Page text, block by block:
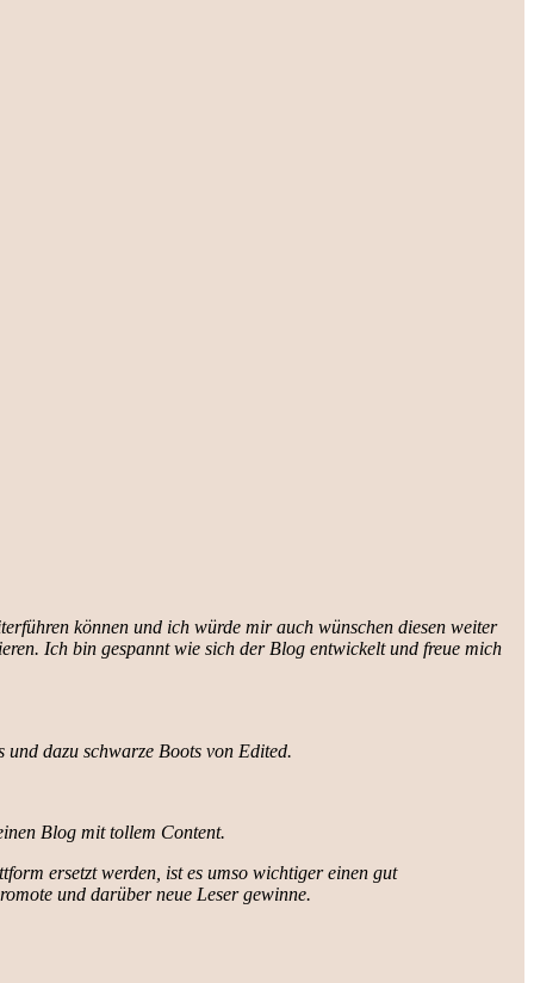
können und ich würde mir auch wünschen diesen weiter
Ich bin gespannt wie sich der Blog entwickelt und freue mich
dazu schwarze Boots von Edited.
Blog mit tollem Content.
ersetzt werden, ist es umso wichtiger einen gut
und darüber neue Leser gewinne.